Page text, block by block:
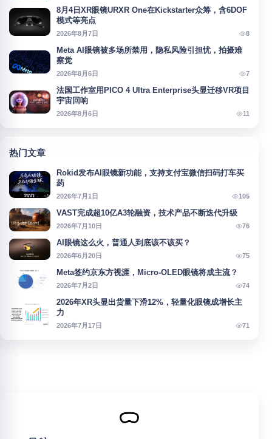
8月4日XR眼镜URXR One在Kickstarter众筹，含6DOF
模式等亮点
2026年8月7日 8
Meta AI眼镜被多场所禁用，隐私风险引担忧，拍摄难
察觉
2026年8月6日 7
法国工作室用PICO 4 Ultra Enterprise头显迁移VR项目
宇宙回响
2026年8月6日 11
热门文章
Rokid发布AI眼镜新功能，支持支付宝微信扫码打车买
药
2026年7月1日 105
VAST完成超10亿A3轮融资，技术产品不断迭代升级
2026年7月10日 76
AI眼镜这么火，普通人到底该不该买？
2026年6月20日 75
Meta签约京东方视涯，Micro-OLED眼镜将成主流？
2026年7月2日 74
2026年XR头显出货量下滑12%，轻量化眼镜成增长主
力
2026年7月17日 71